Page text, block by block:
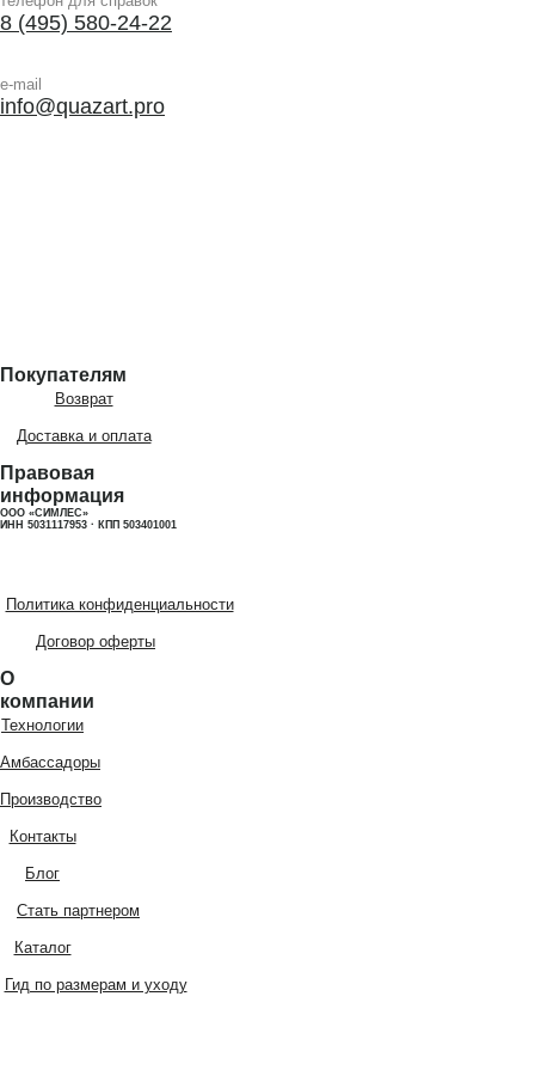
8 (495) 580-24-22
e-mail
info@quazart.pro
Покупателям
Возврат
Доставка и оплата
Правовая
информация
ООО «СИМЛЕС»
ИНН 5031117953 · КПП 503401001
Политика конфиденциальности
Договор оферты
О
компании
Технологии
Амбассадоры
Производство
Контакты
Блог
Стать партнером
Каталог
Гид по размерам и уходу